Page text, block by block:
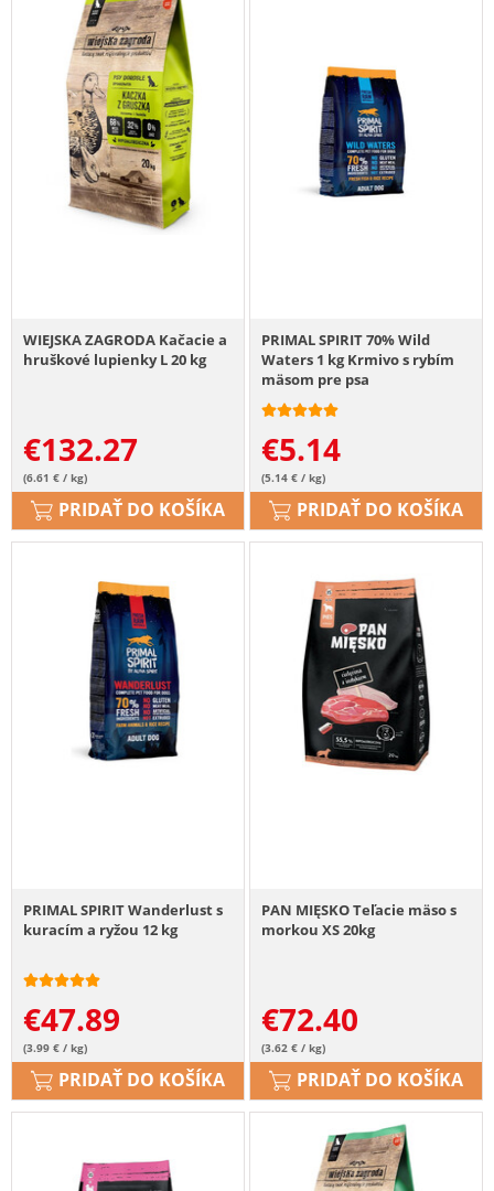
WIEJSKA ZAGRODA Kačacie a
hruškové lupienky L 20 kg
€132.27
(6.61 € / kg)
PRIDAŤ DO KOŠÍKA
PRIMAL SPIRIT 70% Wild
Waters 1 kg Krmivo s rybím
mäsom pre psa
€5.14
(5.14 € / kg)
PRIDAŤ DO KOŠÍKA
PRIMAL SPIRIT Wanderlust s
kuracím a ryžou 12 kg
€47.89
(3.99 € / kg)
PRIDAŤ DO KOŠÍKA
PAN MIĘSKO Teľacie mäso s
morkou XS 20kg
€72.40
(3.62 € / kg)
PRIDAŤ DO KOŠÍKA